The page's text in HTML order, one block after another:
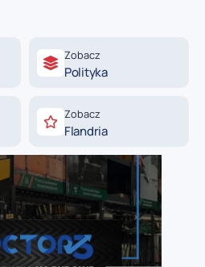
Zobacz
Polityka
Zobacz
Flandria